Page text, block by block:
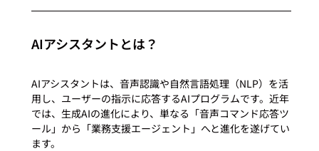
AIアシスタントとは？
AIアシスタントは、音声認識や自然言語処理（NLP）を活
用し、ユーザーの指示に応答するAIプログラムです。近年
では、生成AIの進化により、単なる「音声コマンド応答ツ
ール」から「業務支援エージェント」へと進化を遂げてい
ます。